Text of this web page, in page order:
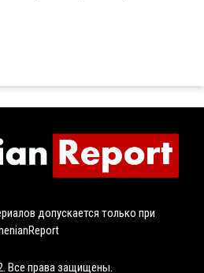
допускается только при
Все права защищены.